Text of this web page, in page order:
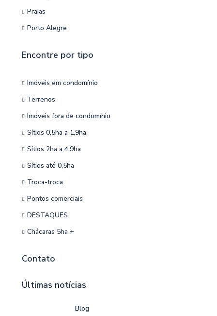
Praias
Porto Alegre
Encontre por tipo
Imóveis em condomínio
Terrenos
Imóveis fora de condomínio
Sítios 0,5ha a 1,9ha
Sítios 2ha a 4,9ha
Sítios até 0,5ha
Troca-troca
Pontos comerciais
DESTAQUES
Chácaras 5ha +
Contato
Últimas notícias
Blog